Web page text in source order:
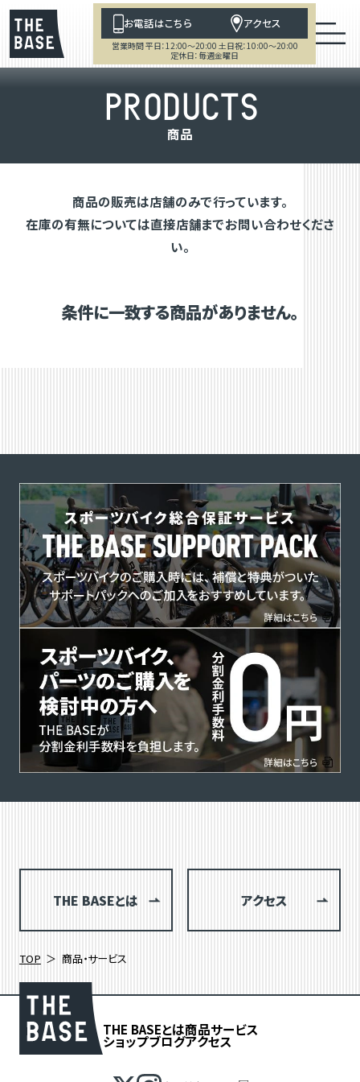
お電話はこちら アクセス
営業時間 平日：12:00～20:00 土日祝：10:00～20:00
定休日：毎週金曜日
PRODUCTS
商品
商品の販売は店舗のみで行っています。
在庫の有無については直接店舗までお問い合わせくださ
い。
条件に一致する商品がありません。
THE BASEとは アクセス
TOP 商品・サービス
THE BASEとは商品サービス
ショップブログアクセス